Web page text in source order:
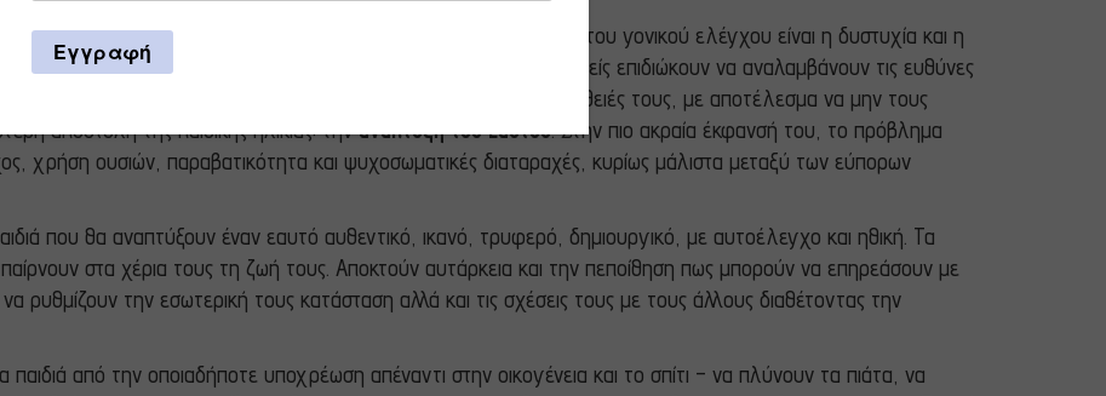
με μεγάλη μας θλίψη πως η σκοτεινή όψη της ευμάρειας και του γονικού ελέγχου είναι η δυστυχία και η
Δυστυχώς, και πάντα με τις καλύτερες προθέσεις, οι γονείς επιδιώκουν να αναλαμβάνουν τις ευθύνες
προτού καν προκύψουν, αντί να τα στηρίζουν στις προσπάθειές τους, με αποτέλεσμα να μην τους
αποστολή της παιδικής ηλικίας: τηνανάπτυξη του Εαυτού. Στην πιο ακραία έκφανσή του, το πρόβλημα
χρήση ουσιών, παραβατικότητα και ψυχοσωματικές διαταραχές, κυρίως μάλιστα μεταξύ των εύπορων
που θα αναπτύξουν έναν εαυτό αυθεντικό, ικανό, τρυφερό, δημιουργικό, με αυτοέλεγχο και ηθική. Τα
στα χέρια τους τη ζωή τους. Αποκτούν αυτάρκεια και την πεποίθηση πως μπορούν να επηρεάσουν με
ρυθμίζουν την εσωτερική τους κατάσταση αλλά και τις σχέσεις τους με τους άλλους διαθέτοντας την
παιδιά από την οποιαδήποτε υποχρέωση απέναντι στην οικογένεια και το σπίτι – να πλύνουν τα πιάτα, να